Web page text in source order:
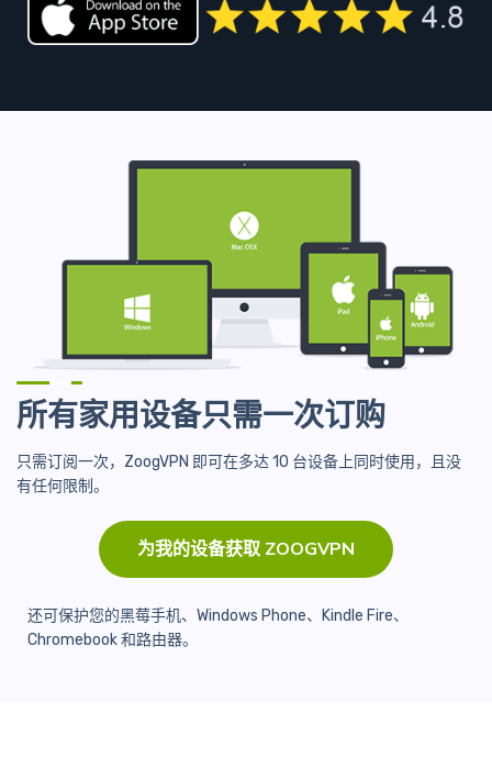
所有家用设备只需一次订购
只需订阅一次，ZoogVPN 即可在多达 10 台设备上同时使用，且没
有任何限制。
为我的设备获取 ZOOGVPN
还可保护您的黑莓手机、Windows Phone、Kindle Fire、
Chromebook 和路由器。